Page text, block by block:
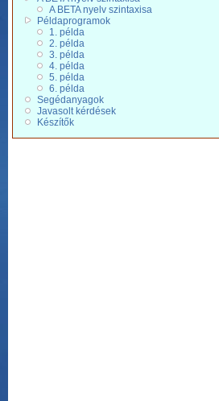
A BETA nyelv szintaxisa
Példaprogramok
1. példa
2. példa
3. példa
4. példa
5. példa
6. példa
Segédanyagok
Javasolt kérdések
Készítők